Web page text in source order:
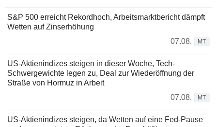
S&P 500 erreicht Rekordhoch, Arbeitsmarktbericht dämpft
Wetten auf Zinserhöhung
07.08.
MT
US-Aktienindizes steigen in dieser Woche, Tech-
Schwergewichte legen zu, Deal zur Wiederöffnung der
Straße von Hormuz in Arbeit
07.08.
MT
US-Aktienindizes steigen, da Wetten auf eine Fed-Pause